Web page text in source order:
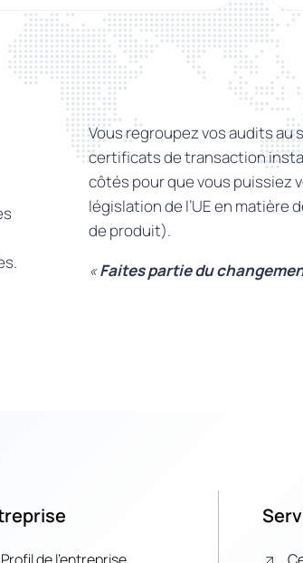
Vous regroupez vos audits au
certificats de transaction
côtés pour que vous puissiez
législation de l’UE en matière
de produit).
«Faites partie du